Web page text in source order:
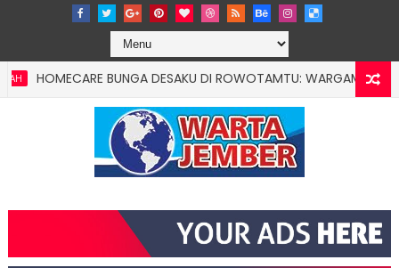
HOMECARE BUNGA DESAKU DI ROWOTAMTU: WARGAMISKIN